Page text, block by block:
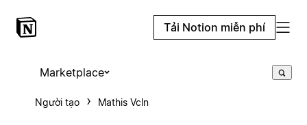
Tải Notion miễn phí
Marketplace
Người tạo Mathis Vcln